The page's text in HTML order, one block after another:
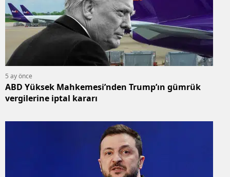
5 ay önce
ABD Yüksek Mahkemesi’nden Trump’ın gümrük
vergilerine iptal kararı